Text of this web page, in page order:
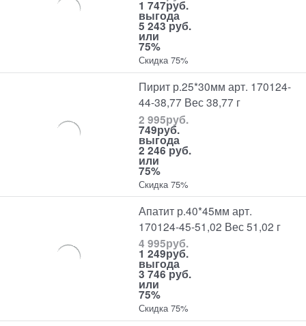
1 747руб.
выгода
5 243 руб.
или
75%
Скидка 75%
Пирит р.25*30мм арт. 170124-
44-38,77 Вес 38,77 г
2 995руб.
749руб.
выгода
2 246 руб.
или
75%
Скидка 75%
Апатит р.40*45мм арт.
170124-45-51,02 Вес 51,02 г
4 995руб.
1 249руб.
выгода
3 746 руб.
или
75%
Скидка 75%